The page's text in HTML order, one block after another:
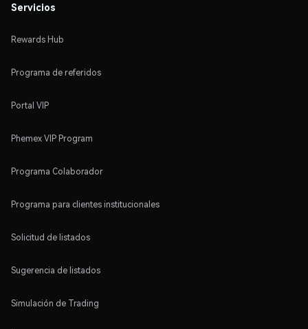
Servicios
Rewards Hub
Programa de referidos
Portal VIP
Phemex VIP Program
Programa Colaborador
Programa para clientes institucionales
Solicitud de listados
Sugerencia de listados
Simulación de Trading